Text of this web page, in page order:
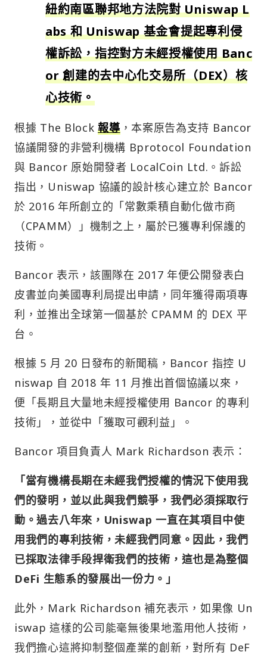
紐約南區聯邦地方法院對 Uniswap L
abs 和 Uniswap 基金會提起專利侵
權訴訟，指控對方未經授權使用 Banc
or 創建的去中心化交易所（DEX）核
心技術。
根據 The Block報導，本案原告為支持 Bancor
協議開發的非營利機構 Bprotocol Foundation
與 Bancor 原始開發者 LocalCoin Ltd.。訴訟
指出，Uniswap 協議的設計核心建立於 Bancor
於 2016 年所創立的「常數乘積自動化做市商
（CPAMM）」機制之上，屬於已獲專利保護的
技術。
Bancor 表示，該團隊在 2017 年便公開發表白
皮書並向美國專利局提出申請，同年獲得兩項專
利，並推出全球第一個基於 CPAMM 的 DEX 平
台。
根據 5 月 20 日發布的新聞稿，Bancor 指控 U
niswap 自 2018 年 11 月推出首個協議以來，
便「長期且大量地未經授權使用 Bancor 的專利
技術」，並從中「獲取可觀利益」。
Bancor 項目負責人 Mark Richardson 表示：
「當有機構長期在未經我們授權的情況下使用我
們的發明，並以此與我們競爭，我們必須採取行
動。過去八年來，Uniswap 一直在其項目中使
用我們的專利技術，未經我們同意。因此，我們
已採取法律手段捍衛我們的技術，這也是為整個
DeFi 生態系的發展出一份力。」
此外，Mark Richardson 補充表示，如果像 Un
iswap 這樣的公司能毫無後果地濫用他人技術，
我們擔心這將抑制整個產業的創新，對所有 DeF